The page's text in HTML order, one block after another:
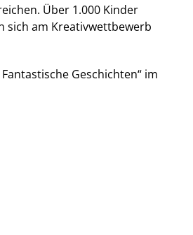
Über 1.000 Kinder
sich am Kreativwettbewerb
Geschichten“ im